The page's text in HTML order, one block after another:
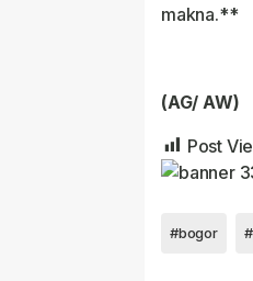
makna.**
(AG/ AW)
Post
#bogor